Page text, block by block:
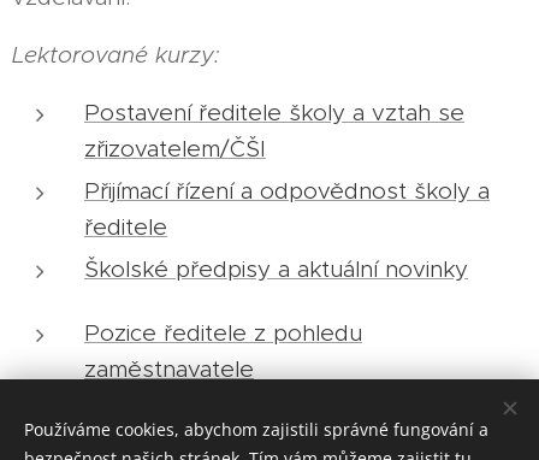
Lektorované kurzy:
Postavení ředitele školy a vztah se
zřizovatelem/ČŠI
Přijímací řízení a odpovědnost školy a
ředitele
Školské předpisy a aktuální novinky
Pozice ředitele z pohledu
zaměstnavatele
Používáme cookies, abychom zajistili správné fungování a